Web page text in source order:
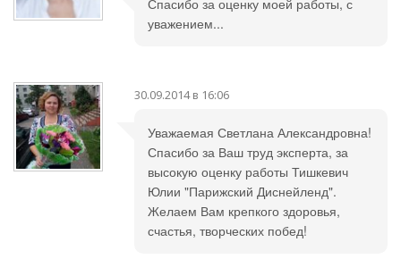
Спасибо за оценку моей работы, с
уважением...
30.09.2014 в 16:06
Уважаемая Светлана Александровна!
Спасибо за Ваш труд эксперта, за
высокую оценку работы Тишкевич
Юлии "Парижский Диснейленд".
Желаем Вам крепкого здоровья,
счастья, творческих побед!